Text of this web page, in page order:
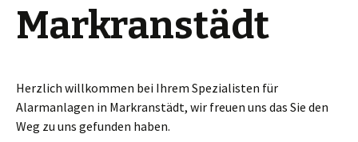
Markranstädt
Herzlich willkommen bei Ihrem Spezialisten für
Alarmanlagen in Markranstädt, wir freuen uns das Sie den
Weg zu uns gefunden haben.